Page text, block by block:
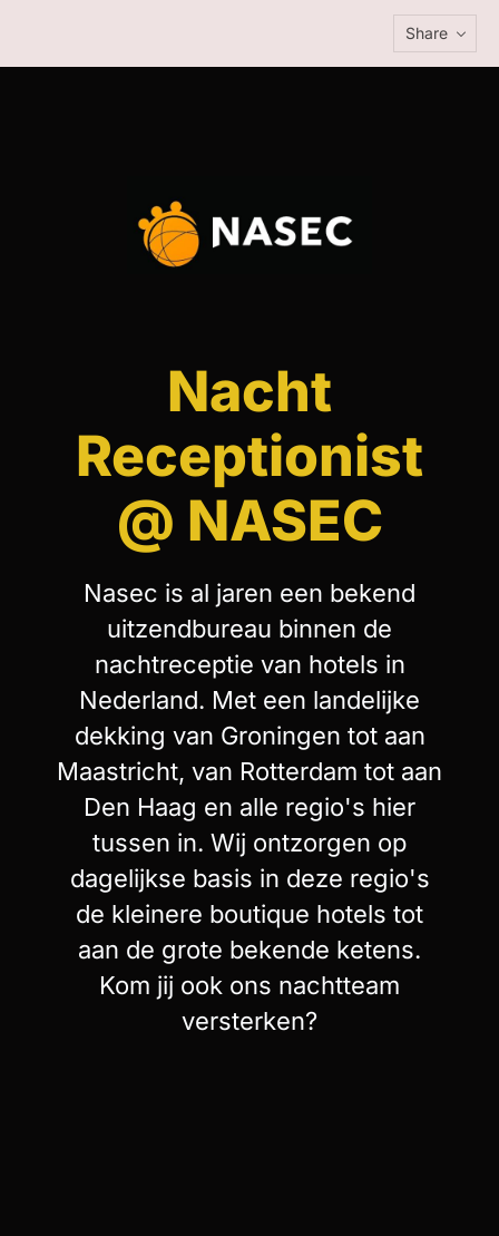
Share
Nacht
Receptionist
@ NASEC
Nasec is al jaren een bekend
uitzendbureau binnen de
nachtreceptie van hotels in
Nederland. Met een landelijke
dekking van Groningen tot aan
Maastricht, van Rotterdam tot aan
Den Haag en alle regio's hier
tussen in. Wij ontzorgen op
dagelijkse basis in deze regio's
de kleinere boutique hotels tot
aan de grote bekende ketens.
Kom jij ook ons nachtteam
versterken?